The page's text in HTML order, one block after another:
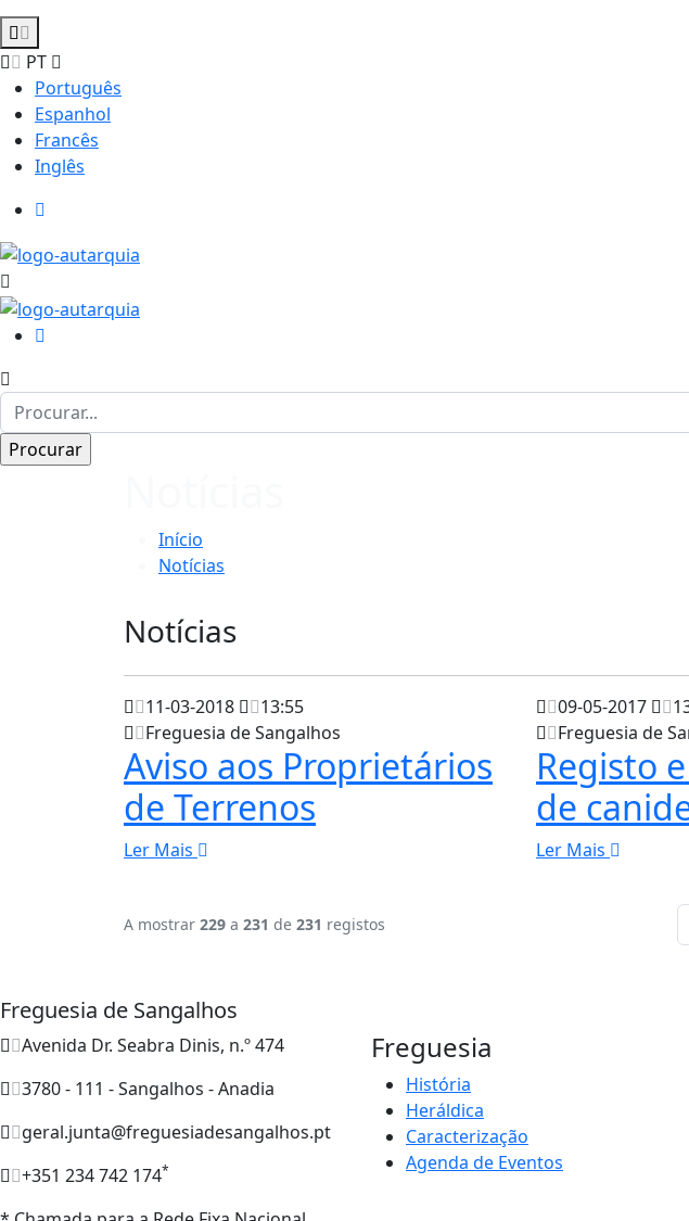
PT
Português
Espanhol
Francês
Inglês
Início
Notícias
Notícias
11-03-2018
13:55
Freguesia de Sangalhos
Aviso aos Proprietários
de Terrenos
Ler Mais
09-05-2017
Freguesia de
Registo
de
Ler Mais
A mostrar 229 a 231 de 231 registos
Freguesia de Sangalhos
Avenida Dr. Seabra Dinis, n.º 474
3780 - 111 - Sangalhos - Anadia
geral.junta@freguesiadesangalhos.pt
+351 234 742 174*
Freguesia
História
Heráldica
Caracterização
Agenda de Eventos